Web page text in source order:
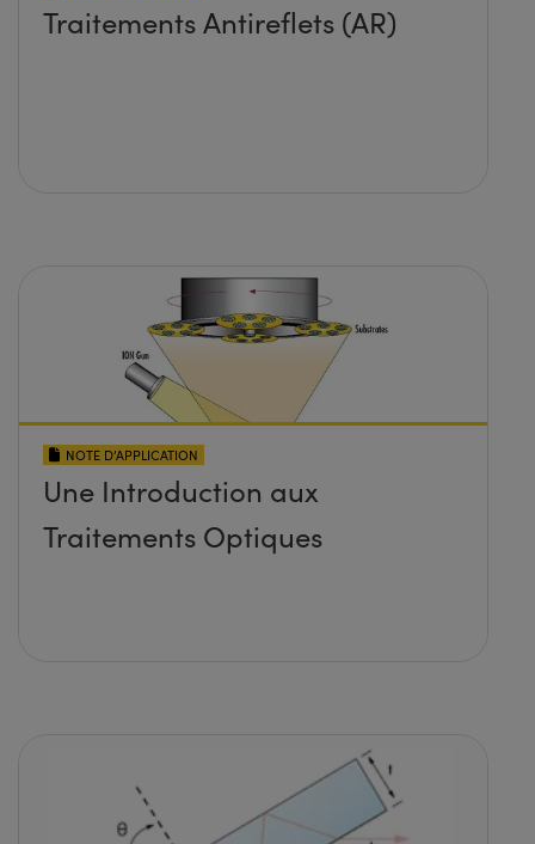
Traitements Antireflets (AR)
NOTE D’APPLICATION
Une Introduction aux
Traitements Optiques